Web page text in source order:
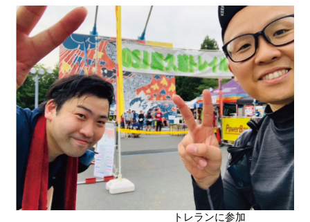
トレランに参加